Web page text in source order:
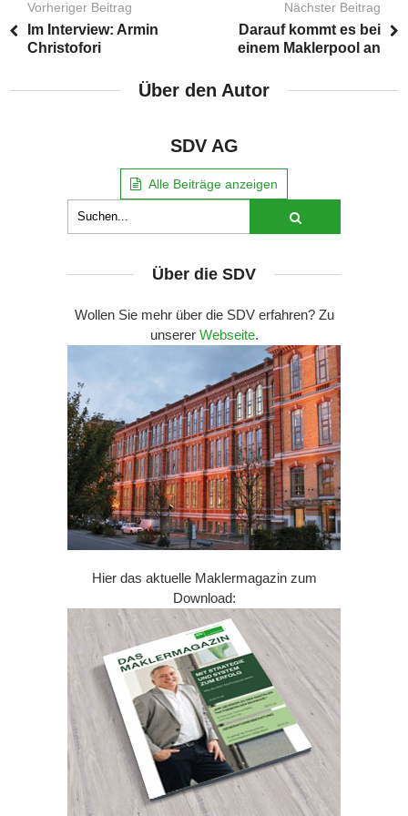
Vorheriger Beitrag
Im Interview: Armin
Christofori
Nächster Beitrag
Darauf kommt es bei
einem Maklerpool an
Über den Autor
SDV AG
Alle Beiträge anzeigen
Über die SDV
Wollen Sie mehr über die SDV erfahren? Zu
unserer Webseite.
Hier das aktuelle Maklermagazin zum
Download: